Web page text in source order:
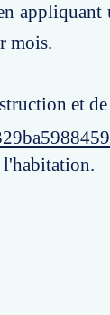
mois.
et
l'habitation.